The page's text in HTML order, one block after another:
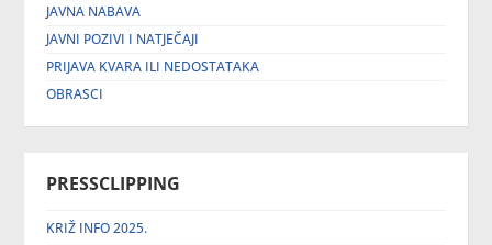
JAVNA NABAVA
JAVNI POZIVI I NATJEČAJI
PRIJAVA KVARA ILI NEDOSTATAKA
OBRASCI
PRESSCLIPPING
KRIŽ INFO 2025.